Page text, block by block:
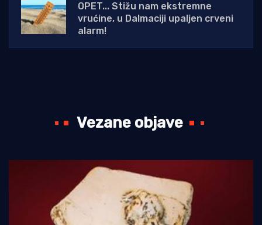
OPET... Stižu nam ekstremne
vrućine, u Dalmaciji upaljen crveni
alarm!
Vezane objave